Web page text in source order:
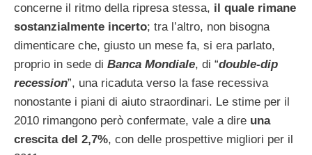
concerne il ritmo della ripresa stessa, il quale rimane
sostanzialmente incerto; tra l’altro, non bisogna
dimenticare che, giusto un mese fa, si era parlato,
proprio in sede di Banca Mondiale, di “double-dip
recession”, una ricaduta verso la fase recessiva
nonostante i piani di aiuto straordinari. Le stime per il
2010 rimangono però confermate, vale a dire una
crescita del 2,7%, con delle prospettive migliori per il